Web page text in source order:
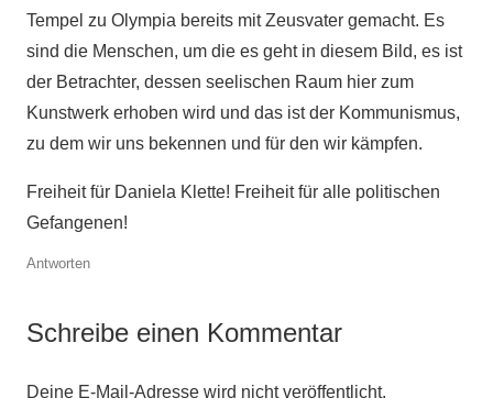
Tempel zu Olympia bereits mit Zeusvater gemacht. Es
sind die Menschen, um die es geht in diesem Bild, es ist
der Betrachter, dessen seelischen Raum hier zum
Kunstwerk erhoben wird und das ist der Kommunismus,
zu dem wir uns bekennen und für den wir kämpfen.
Freiheit für Daniela Klette! Freiheit für alle politischen
Gefangenen!
Antworten
Schreibe einen Kommentar
Deine E-Mail-Adresse wird nicht veröffentlicht.